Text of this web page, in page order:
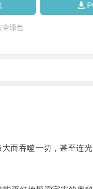
全绿色
而吞噬一切，甚至连